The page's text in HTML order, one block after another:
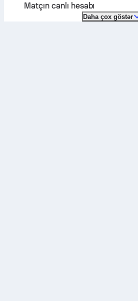
Matçın canlı hesabı
Daha çox göstər